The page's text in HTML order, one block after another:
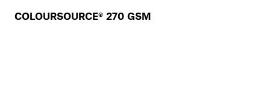
COLOURSOURCE® 270 GSM